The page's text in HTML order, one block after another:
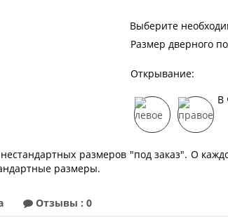
Выберите
Размер дверного
Открывание:
В
размеров "под заказ". О
размеры.
Отзывы : 0